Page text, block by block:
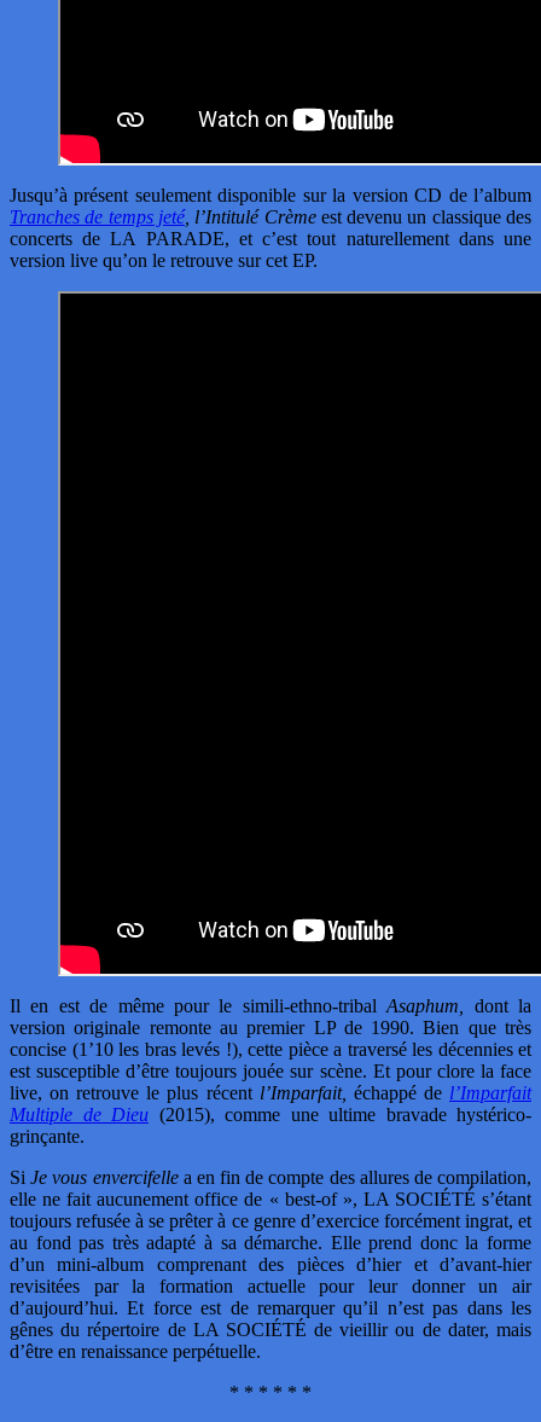
Jusqu’à présent seulement disponible sur la version CD de l’album
Tranches de temps jeté, l’Intitulé Crèmeest devenu un classique des
concerts de LA PARADE, et c’est tout naturellement dans une
version live qu’on le retrouve sur cet EP.
Il en est de même pour le simili-ethno-tribalAsaphum,
dont la
version originale remonte au premier LP de 1990. Bien que très
concise (1’10 les bras levés !), cette pièce a traversé les décennies et
est susceptible d’être toujours jouée sur scène. Et pour clore la face
live, on retrouve le plus récent l’Imparfait, échappé de l’Imparfait
Multiple de Dieu (2015), comme une ultime bravade hystérico-
grinçante.
SiJe vous envercifellea en fin de compte des allures de compilation,
elle ne fait aucunement office de « best-of », LA SOCIÉTÉ s’étant
toujours refusée à se prêter à ce genre d’exercice forcément ingrat, et
au fond pas très adapté à sa démarche. Elle prend donc la forme
d’un mini-album comprenant des pièces d’hier et d’avant-hier
revisitées par la formation actuelle pour leur donner un air
d’aujourd’hui. Et force est de remarquer qu’il n’est pas dans les
gênes du répertoire de LA SOCIÉTÉ de vieillir ou de dater, mais
d’être en renaissance perpétuelle.
* * * * * *